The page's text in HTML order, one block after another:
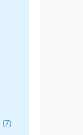
(7)